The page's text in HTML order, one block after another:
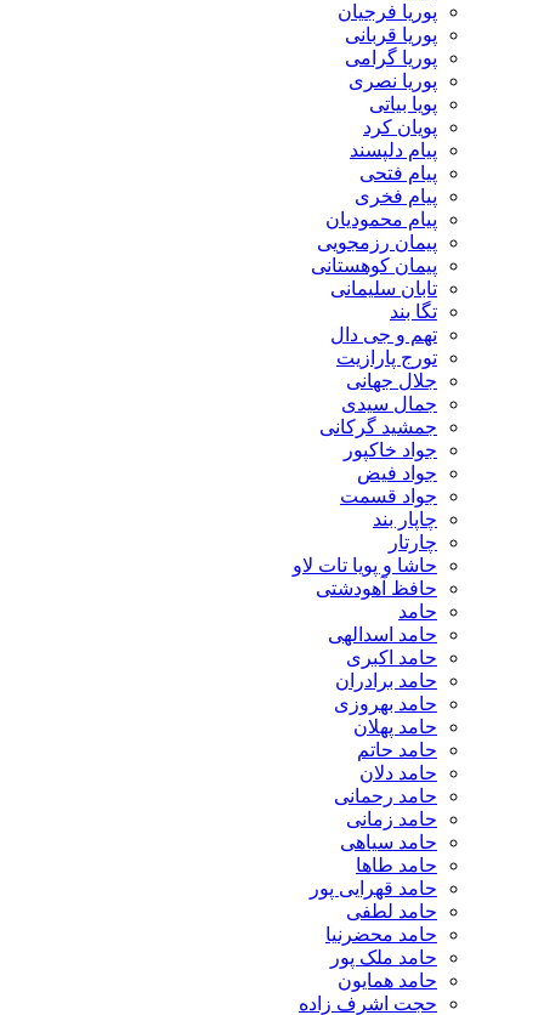
پوریا فرجیان
پوریا قربانی
پوریا گرامی
پوریا نصری
پویا بیاتی
پویان کرد
پیام دلپسند
پیام فتحی
پیام فخری
پیام محمودیان
پیمان رزمجویی
پیمان کوهستانی
تابان سلیمانی
تگا بند
تهم و جی دال
تورج پارازیت
جلال جهانی
جمال سیدی
جمشید گرکانی
جواد خاکپور
جواد فیض
جواد قسمت
چاپار بند
چارتار
حاشا و پویا تات لاو
حافظ آهودشتی
حامد
حامد اسدالهی
حامد اکبری
حامد برادران
حامد بهروزی
حامد پهلان
حامد حاتم
حامد دلان
حامد رحمانی
حامد زمانی
حامد سیاهی
حامد طاها
حامد قهرایی پور
حامد لطفی
حامد محضرنیا
حامد ملک پور
حامد همایون
حجت اشرف زاده